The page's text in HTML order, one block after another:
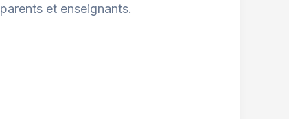
parents et enseignants.